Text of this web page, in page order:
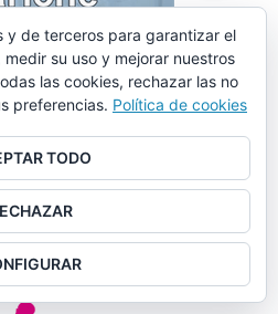
y de terceros para garantizar el
su uso y mejorar nuestros
las cookies, rechazar las no
preferencias. Política de cookies
TODO